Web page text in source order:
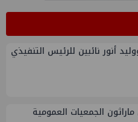
أنور نائبين للرئيس التنفيذي
الجمعيات العمومية